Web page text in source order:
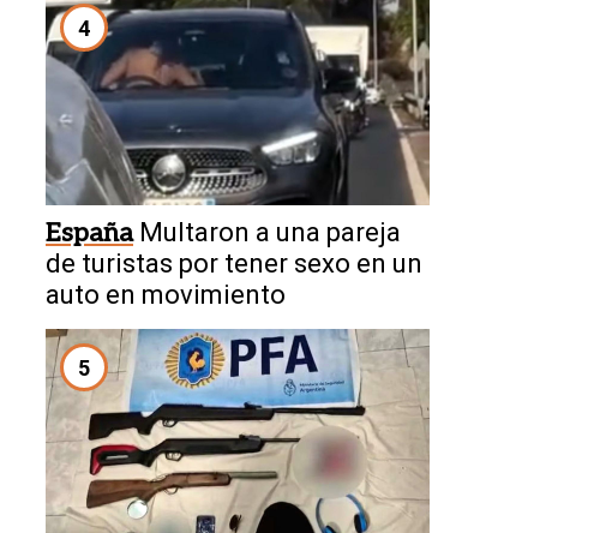
4
España Multaron a una pareja
de turistas por tener sexo en un
auto en movimiento
5